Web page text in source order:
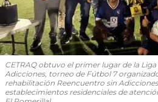
CETRAQ obtuvo el primer lugar de la
Adicciones, torneo de Fútbol 7
rehabilitación Reencuentro sin
establecimientos residenciales de